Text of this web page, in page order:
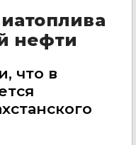
нефти
что в